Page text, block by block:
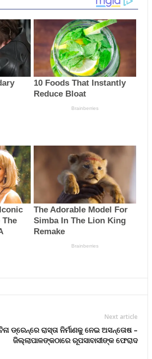
Next article
ଡ୍ରେନ୍‌ରେ ରାସ୍ତା ନିର୍ମାଣକୁ ନେଇ ଅସନ୍ତୋଷ –
ଜିଲ୍ଲାପାଳଙ୍କଠାରେ ରୂପସାବାସୀଙ୍କ ଫେରାଦ